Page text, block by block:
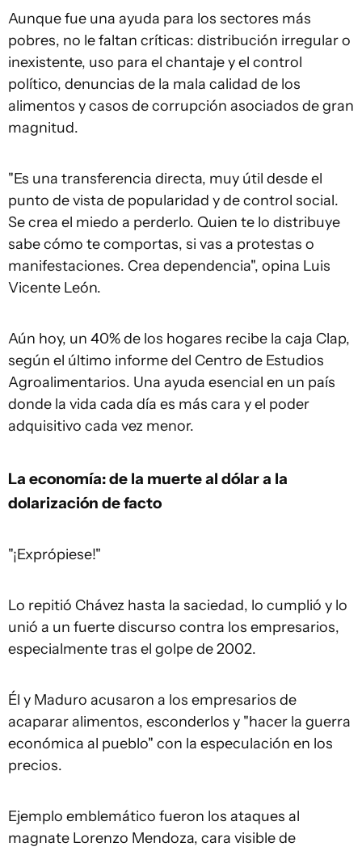
Aunque fue una ayuda para los sectores más
pobres, no le faltan críticas: distribución irregular o
inexistente, uso para el chantaje y el control
político, denuncias de la mala calidad de los
alimentos y casos de corrupción asociados de gran
magnitud.
"Es una transferencia directa, muy útil desde el
punto de vista de popularidad y de control social.
Se crea el miedo a perderlo. Quien te lo distribuye
sabe cómo te comportas, si vas a protestas o
manifestaciones. Crea dependencia", opina Luis
Vicente León.
Aún hoy, un 40% de los hogares recibe la caja Clap,
según el último informe del Centro de Estudios
Agroalimentarios. Una ayuda esencial en un país
donde la vida cada día es más cara y el poder
adquisitivo cada vez menor.
La economía: de la muerte al dólar a la
dolarización de facto
"¡Exprópiese!"
Lo repitió Chávez hasta la saciedad, lo cumplió y lo
unió a un fuerte discurso contra los empresarios,
especialmente tras el golpe de 2002.
Él y Maduro acusaron a los empresarios de
acaparar alimentos, esconderlos y "hacer la guerra
económica al pueblo" con la especulación en los
precios.
Ejemplo emblemático fueron los ataques al
magnate Lorenzo Mendoza, cara visible de